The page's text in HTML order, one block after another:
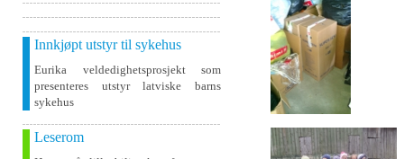
Innkjøpt utstyr til sykehus
Eurika veldedighetsprosjekt som
presenteres utstyr latviske barns
sykehus
Leserom